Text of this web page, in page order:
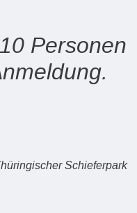
Personen
Schieferpark